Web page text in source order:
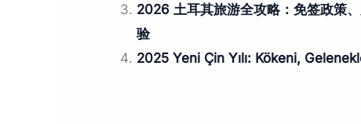
2026 土耳其旅游全攻略：免签政策
验
2025 Yeni Çin Yılı: Kökeni,